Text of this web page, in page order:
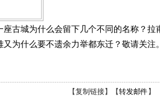
座古城为什么会留下几个不同的名称？
为什么要不遗余力举都东迁？敬请关注
【复制链接】【转发邮件 】